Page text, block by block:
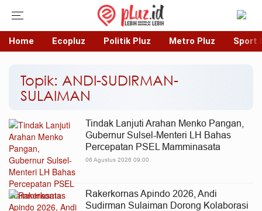
Home Ecopluz Politik Pluz Metro Pluz Sport
Topik: ANDI-SUDIRMAN-
SULAIMAN
Tindak Lanjuti Arahan Menko Pangan,
Gubernur Sulsel-Menteri LH Bahas
Percepatan PSEL Mamminasata
06 Agustus 2026 09:00
Rakerkornas Apindo 2026, Andi
Sudirman Sulaiman Dorong Kolaborasi